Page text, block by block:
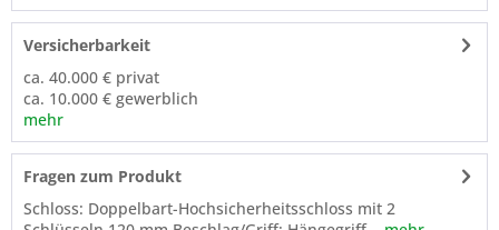
Versicherbarkeit
ca. 40.000 € privat
ca. 10.000 € gewerblich
mehr
Fragen zum Produkt
Schloss: Doppelbart-Hochsicherheitsschloss mit 2